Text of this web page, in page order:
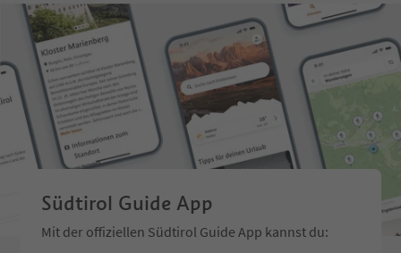
Südtirol Guide App
Mit der offiziellen Südtirol Guide App kannst du: